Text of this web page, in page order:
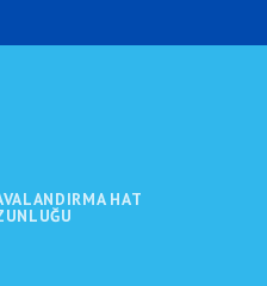
HAT